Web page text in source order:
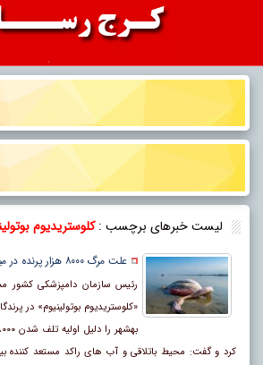
تبلیغات
لیست خبرهای برچسب :کلوستریدیوم
علت مرگ ۸۰۰۰ هزار پرنده در میانکاله مشخص شد
رئیس سازمان دامپزشکی کشور
«کلوستریدیوم بوتولینیوم» در
کرد و گفت: محیط باتلاقی و آب‌ های راکد مستعد کننده